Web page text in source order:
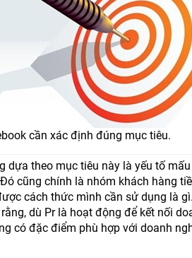
cần xác định đúng mục tiêu.
dựa theo mục tiêu này là yếu tố
cũng chính là nhóm khách hàng
cách thức mình cần sử dụng là
dù Pr là hoạt động để kết nối
có đặc điểm phù hợp với doanh